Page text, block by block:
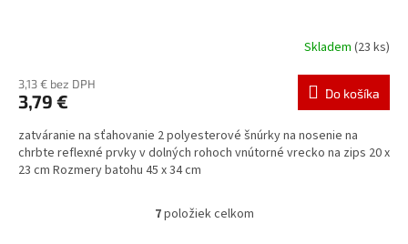
Skladem (23 ks)
3,13 € bez DPH
3,79 € Do košíka
zatváranie na sťahovanie 2 polyesterové šnúrky na nosenie na
chrbte reflexné prvky v dolných rohoch vnútorné vrecko na zips 20 x
23 cm Rozmery batohu 45 x 34 cm
O
7položiek celkom